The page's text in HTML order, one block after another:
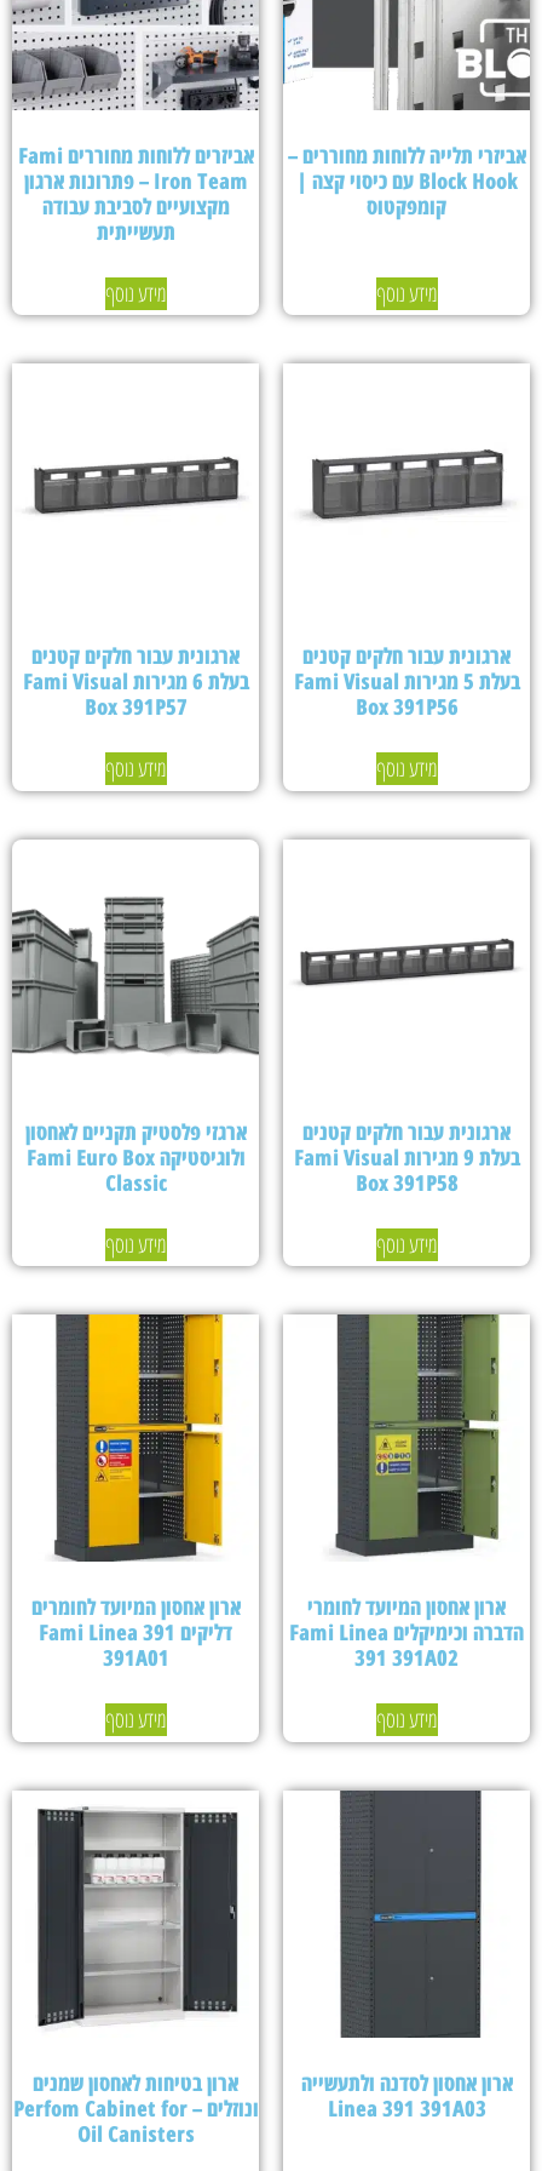
אביזרי תלייה ללוחות מחוררים –
Block Hook עם כיסוי קצה |
קומפקטוס
מידע נוסף
אביזרים ללוחות מחוררים Fami
Iron Team – פתרונות ארגון
מקצועיים לסביבת עבודה
תעשייתית
מידע נוסף
ארגונית עבור חלקים קטנים
בעלת 5 מגירות Fami Visual
Box 391P56
מידע נוסף
ארגונית עבור חלקים קטנים
בעלת 6 מגירות Fami Visual
Box 391P57
מידע נוסף
ארגונית עבור חלקים קטנים
בעלת 9 מגירות Fami Visual
Box 391P58
מידע נוסף
ארגזי פלסטיק תקניים לאחסון
ולוגיסטיקה Fami Euro Box
Classic
מידע נוסף
ארון אחסון המיועד לחומרי
הדברה וכימיקלים Fami Linea
391 391A02
מידע נוסף
ארון אחסון המיועד לחומרים
דליקים Fami Linea 391
391A01
מידע נוסף
ארון אחסון לסדנה ולתעשייה
Linea 391 391A03
ארון בטיחות לאחסון שמנים
ונוזלים – Perfom Cabinet for
Oil Canisters